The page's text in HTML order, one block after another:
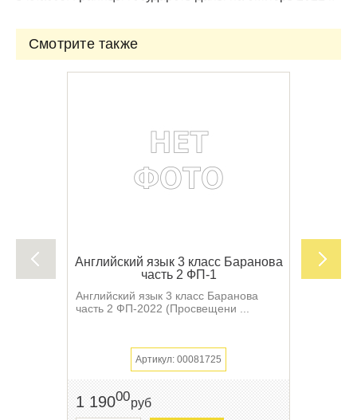
Смотрите также
Английский язык 3 класс Баранова
часть 2 ФП-1
Английский язык 3 класс Баранова
часть 2 ФП-2022 (Просвещени ...
Артикул: 00081725
1 19000руб